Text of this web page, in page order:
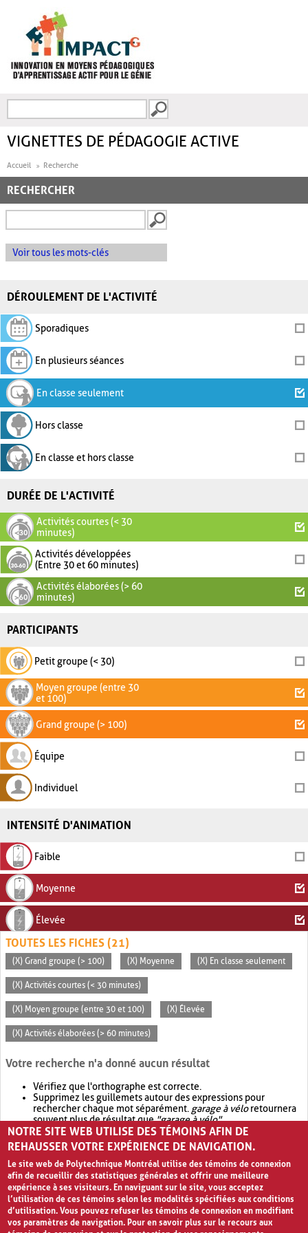
FORMULAIRE DE
VIGNETTES DE PÉDAGOGIE ACTIVE
Accueil Recherche
RECHERCHER
Voir tous les mots-clés
DÉROULEMENT DE L'ACTIVITÉ
Sporadiques
En plusieurs séances
En classe seulement
Hors classe
En classe et hors classe
DURÉE DE L'ACTIVITÉ
Activités courtes (< 30
minutes)
Activités développées
(Entre 30 et 60 minutes)
Activités élaborées (> 60
minutes)
PARTICIPANTS
Petit groupe (< 30)
Moyen groupe (entre 30
et 100)
Grand groupe (> 100)
Équipe
Individuel
INTENSITÉ D'ANIMATION
Faible
Moyenne
Élevée
TOUTES LES FICHES (21)
(X) Grand groupe (> 100) (X) Moyenne (X) En classe seulement
(X) Activités courtes (< 30 minutes)
(X) Moyen groupe (entre 30 et 100) (X) Élevée
(X) Activités élaborées (> 60 minutes)
Votre recherche n'a donné aucun résultat
Vérifiez que l'orthographe est correcte.
Supprimez les guillemets autour des expressions pour
rechercher chaque mot séparément. garage à véloretournera
souvent plus de résultat que"garage à vélo".
Envisagez d'élargir votre recherche avec OR.garage OR vélo
retournera souvent plus de résultat quegarage à vélo
NOTRE SITE WEB UTILISE DES TÉMOINS AFIN DE
REHAUSSER VOTRE EXPÉRIENCE DE NAVIGATION.
Le site web de Polytechnique Montréal utilise des témoins de connexion
afin de recueillir des statistiques générales et offrir une meilleure
expérience à ses visiteurs. En naviguant sur le site, vous acceptez
l’utilisation de ces témoins selon les modalités spécifiées aux conditions
d’utilisation. Vous pouvez refuser les témoins de connexion en modifiant
vos paramètres de navigation. Pour en savoir plus sur le recours aux